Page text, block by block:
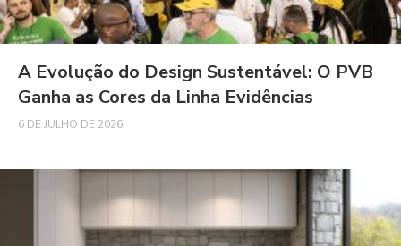
A Evolução do Design Sustentável: O PVB
Ganha as Cores da Linha Evidências
6 DE JULHO DE 2026